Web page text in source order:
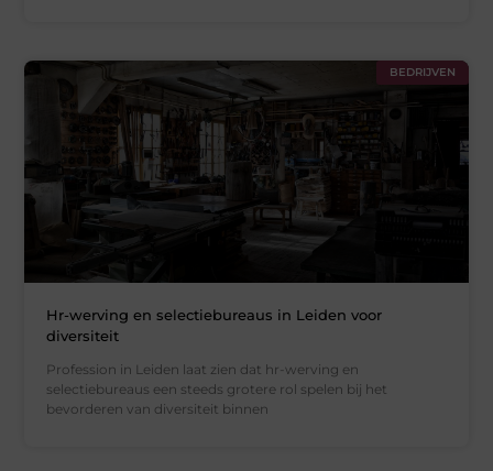
BEDRIJVEN
Hr-werving en selectiebureaus in Leiden voor
diversiteit
Profession in Leiden laat zien dat hr-werving en
selectiebureaus een steeds grotere rol spelen bij het
bevorderen van diversiteit binnen